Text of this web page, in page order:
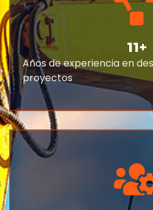
Años de experiencia en
proyectos
11+